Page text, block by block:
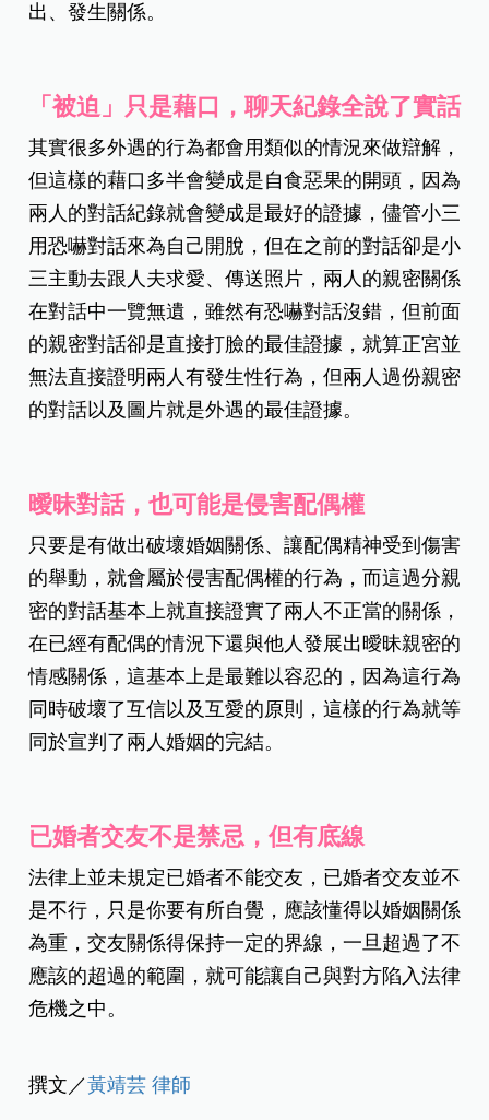
出、發生關係。
「被迫」只是藉口，聊天紀錄全說了實話
其實很多外遇的行為都會用類似的情況來做辯解，
但這樣的藉口多半會變成是自食惡果的開頭，因為
兩人的對話紀錄就會變成是最好的證據，儘管小三
用恐嚇對話來為自己開脫，但在之前的對話卻是小
三主動去跟人夫求愛、傳送照片，兩人的親密關係
在對話中一覽無遺，雖然有恐嚇對話沒錯，但前面
的親密對話卻是直接打臉的最佳證據，就算正宮並
無法直接證明兩人有發生性行為，但兩人過份親密
的對話以及圖片就是外遇的最佳證據。
曖昧對話，也可能是侵害配偶權
只要是有做出破壞婚姻關係、讓配偶精神受到傷害
的舉動，就會屬於侵害配偶權的行為，而這過分親
密的對話基本上就直接證實了兩人不正當的關係，
在已經有配偶的情況下還與他人發展出曖昧親密的
情感關係，這基本上是最難以容忍的，因為這行為
同時破壞了互信以及互愛的原則，這樣的行為就等
同於宣判了兩人婚姻的完結。
已婚者交友不是禁忌，但有底線
法律上並未規定已婚者不能交友，已婚者交友並不
是不行，只是你要有所自覺，應該懂得以婚姻關係
為重，交友關係得保持一定的界線，一旦超過了不
應該的超過的範圍，就可能讓自己與對方陷入法律
危機之中。
撰文／黃靖芸 律師